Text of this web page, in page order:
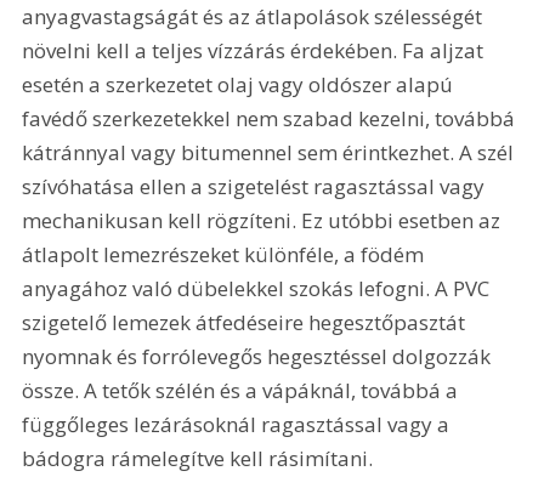
anyagvastagságát és az átlapolások szélességét
növelni kell a teljes vízzárás érdekében. Fa aljzat
esetén a szerkezetet olaj vagy oldószer alapú
favédő szerkezetekkel nem szabad kezelni, továbbá
kátránnyal vagy bitumennel sem érintkezhet. A szél
szívó­hatása ellen a szigetelést ragasztással vagy
mechanikusan kell rögzíteni. Ez utóbbi esetben az
átlapolt lemezrészeket különféle, a födém
anyagához való dübelekkel szokás lefogni. A PVC
szigetelő lemezek átfedéseire hegesztőpasztát
nyomnak és forrólevegős hegesztéssel dolgozzák
össze. A tetők szélén és a vápáknál, továbbá a
függőleges lezárásoknál ragasztással vagy a
bádogra rámelegítve kell rásimítani.